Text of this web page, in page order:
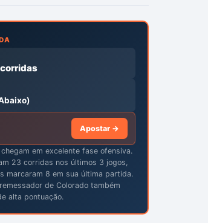
Apostar →
em excelente fase ofensiva.
23 corridas nos últimos 3 jogos,
marcaram 8 em sua última partida.
de Colorado também
alta pontuação.